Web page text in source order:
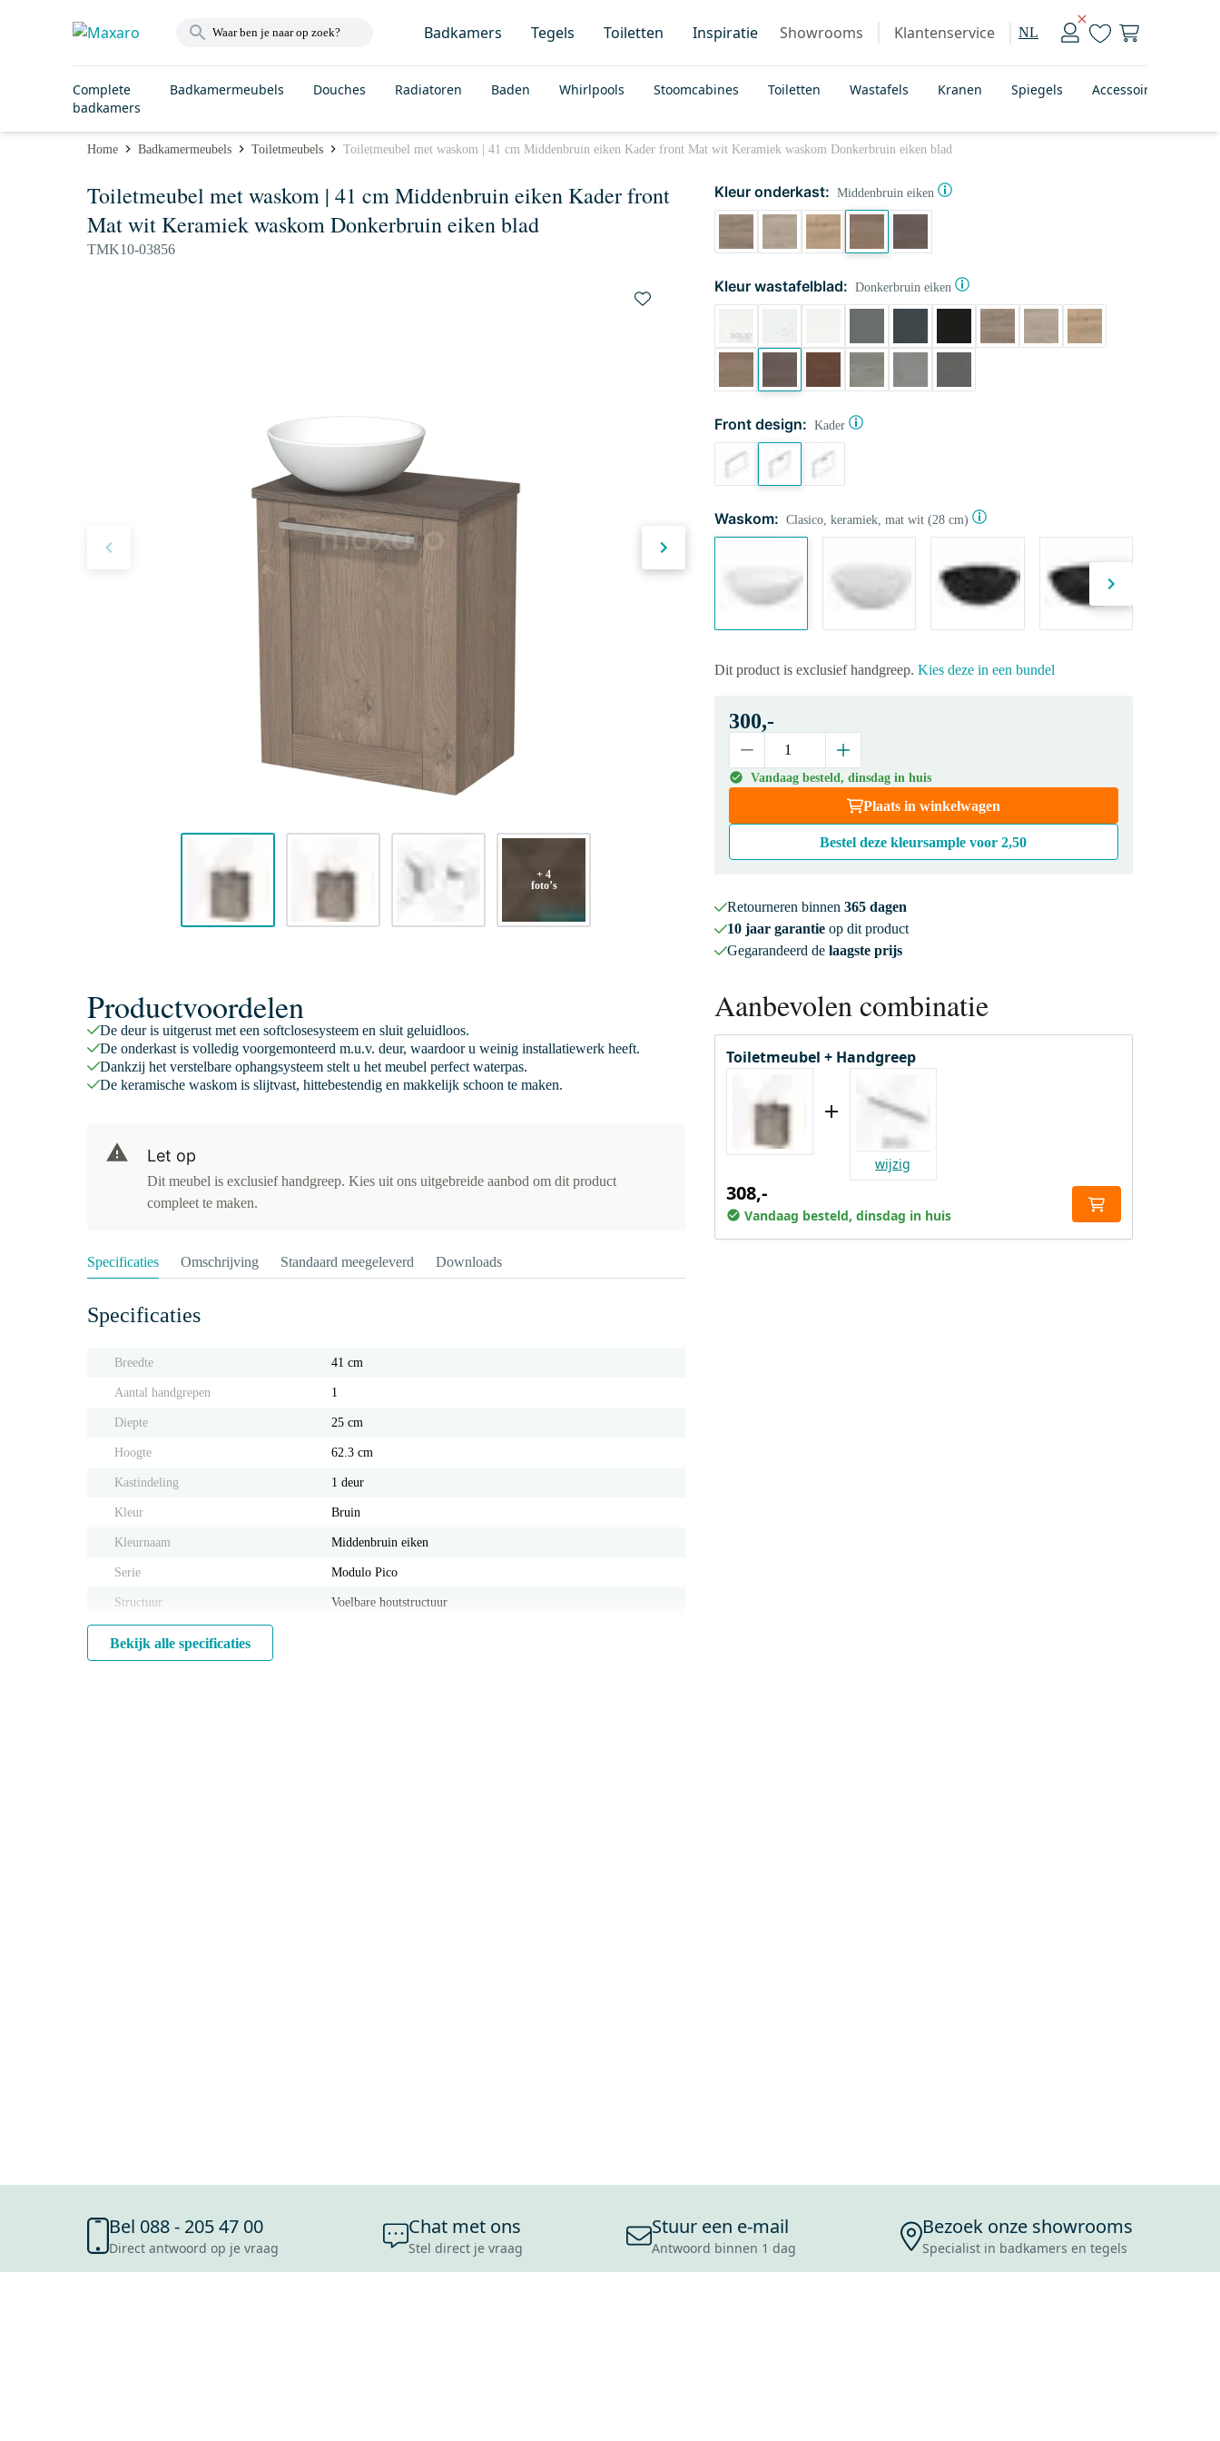
Badkamers Tegels Toiletten Inspiratie Showrooms Klantenservice NL
Complete
badkamers
Badkamermeubels Douches Radiatoren Baden Whirlpools Stoomcabines Toiletten Wastafels Kranen Spiegels Accessoires
Home Badkamermeubels Toiletmeubels Toiletmeubel met waskom | 41 cm Middenbruin eiken Kader front Mat wit Keramiek waskom Donkerbruin eiken blad
Toiletmeubel met waskom | 41 cm Middenbruin eiken Kader front
Mat wit Keramiek waskom Donkerbruin eiken blad
TMK10-03856
+ 4
foto’s
Dit product is exclusief handgreep. Kies deze in een bundel
Kleur onderkast: Middenbruin eiken
Kleur wastafelblad: Donkerbruin eiken
Front design: Kader
Waskom: Clasico, keramiek, mat wit (28 cm)
300,-
Vandaag besteld, dinsdag in huis
Plaats in winkelwagen
Bestel deze kleursample voor2,50
Retourneren binnen 365 dagen
10 jaar garantieop dit product
Gegarandeerd de laagste prijs
Productvoordelen
De deur is uitgerust met een softclosesysteem en sluit geluidloos.
De onderkast is volledig voorgemonteerd m.u.v. deur, waardoor u weinig installatiewerk heeft.
Dankzij het verstelbare ophangsysteem stelt u het meubel perfect waterpas.
De keramische waskom is slijtvast, hittebestendig en makkelijk schoon te maken.
Let op
Dit meubel is exclusief handgreep. Kies uit ons uitgebreide aanbod om dit product
compleet te maken.
Specificaties Omschrijving Standaard meegeleverd Downloads
Specificaties
Breedte 41 cm
Aantal handgrepen 1
Diepte 25 cm
Hoogte 62.3 cm
Kastindeling 1 deur
Kleur Bruin
Kleurnaam Middenbruin eiken
Serie Modulo Pico
Structuur Voelbare houtstructuur
Bekijk alle specificaties
Aanbevolen combinatie
Toiletmeubel + Handgreep
wijzig
308,-
Vandaag besteld, dinsdag in huis
Bel 088 - 205 47 00
Direct antwoord op je vraag
Chat met ons
Stel direct je vraag
Stuur een e-mail
Antwoord binnen 1 dag
Bezoek onze showrooms
Specialist in badkamers en tegels